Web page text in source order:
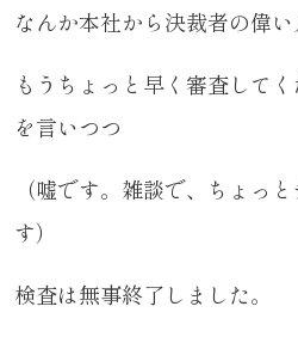
なんか本社から決裁者の偉
もうちょっと早く審査して
を言いつつ
（嘘です。雑談で、ちょっ
す）
検査は無事終了しました。